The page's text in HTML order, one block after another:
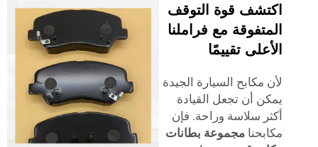
اكتشف قوة التوقف
المتفوقة مع فراملنا
الأعلى تقييمًا
لأن مكابح السيارة الجيدة
يمكن أن تجعل القيادة
أكثر سلاسة وراحة. فإن
مكابحنا مجموعة بطانات